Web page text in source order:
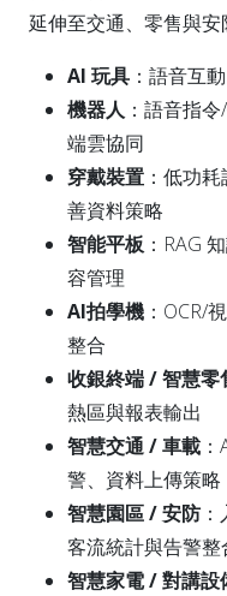
延伸至交通、零售與安
AI 玩具 ：語音互
機器人 ：語音指
端雲協同
穿戴裝置 ：低功
善資料策略
智能平板 ：RAG
容管理
AI拍學機 ：OCR/
整合
收銀終端 / 智慧零
熱區與報表輸出
智慧交通 / 車載
警、資料上傳策略
智慧園區 / 安防：
客流統計與告警整
智慧家電 / 對講設